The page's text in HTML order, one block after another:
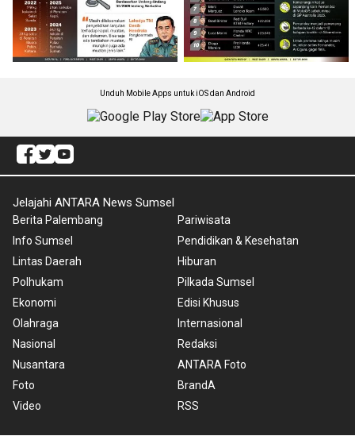
Unduh Mobile Apps untuk iOS dan Android
Jelajahi ANTARA News Sumsel
Berita Palembang
Info Sumsel
Lintas Daerah
Polhukam
Ekonomi
Olahraga
Nasional
Nusantara
Foto
Video
Pariwisata
Pendidikan & Kesehatan
Hiburan
Pilkada Sumsel
Edisi Khusus
Internasional
Redaksi
ANTARA Foto
BrandA
RSS